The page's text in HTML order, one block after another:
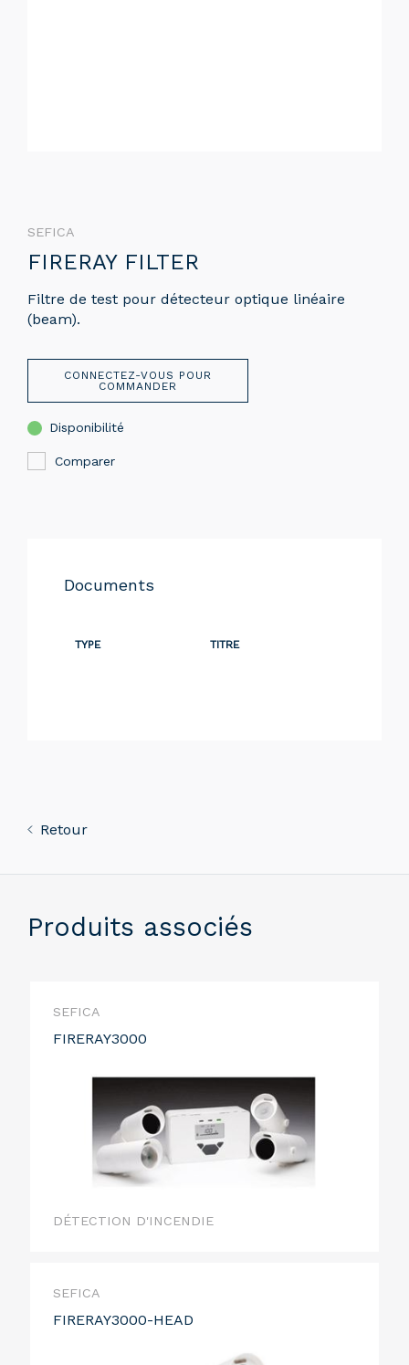
SEFICA
FIRERAY FILTER
Filtre de test pour détecteur optique linéaire
(beam).
CONNECTEZ-VOUS POUR
COMMANDER
Disponibilité
Comparer
Documents
TYPE TITRE
Retour
Produits associés
SEFICA
FIRERAY3000
DÉTECTION D'INCENDIE
SEFICA
FIRERAY3000-HEAD